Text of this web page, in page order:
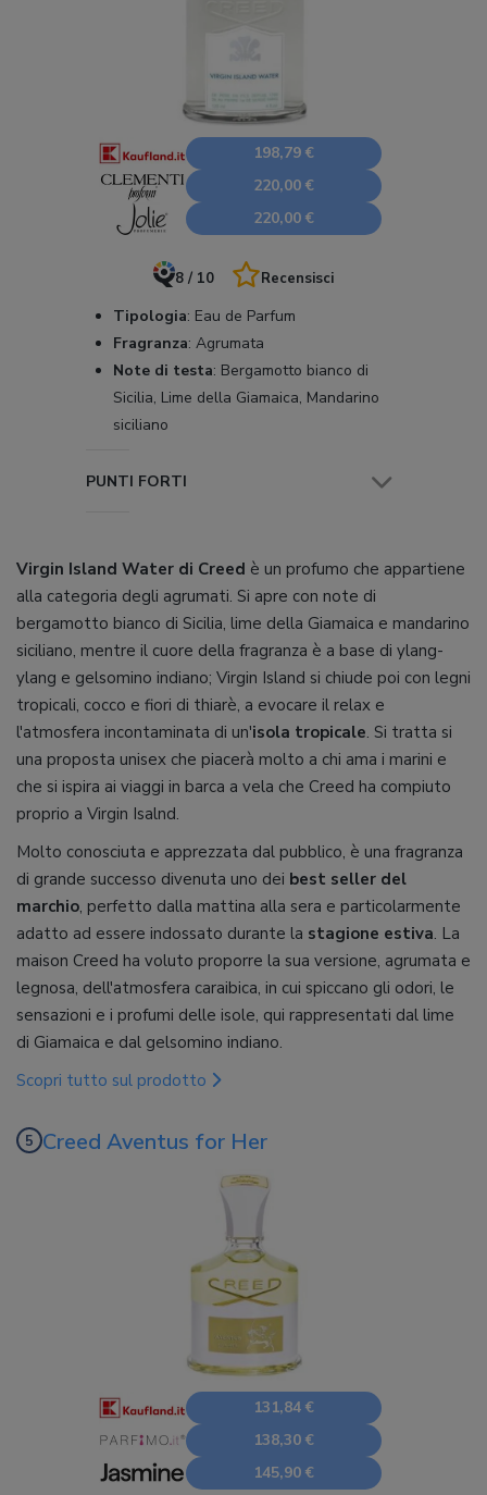
198,79 €
220,00 €
220,00 €
8 / 10 Recensisci
Tipologia: Eau de Parfum
Fragranza: Agrumata
Note di testa: Bergamotto bianco di
Sicilia, Lime della Giamaica, Mandarino
siciliano
PUNTI FORTI
Virgin Island Water di Creed è un profumo che appartiene
alla categoria degli agrumati. Si apre con note di
bergamotto bianco di Sicilia, lime della Giamaica e mandarino
siciliano, mentre il cuore della fragranza è a base di ylang-
ylang e gelsomino indiano; Virgin Island si chiude poi con legni
tropicali, cocco e fiori di thiarè, a evocare il relax e
l'atmosfera incontaminata di un'isola tropicale. Si tratta si
una proposta unisex che piacerà molto a chi ama i marini e
che si ispira ai viaggi in barca a vela che Creed ha compiuto
proprio a Virgin Isalnd.
Molto conosciuta e apprezzata dal pubblico, è una fragranza
di grande successo divenuta uno dei best seller del
marchio, perfetto dalla mattina alla sera e particolarmente
adatto ad essere indossato durante la stagione estiva. La
maison Creed ha voluto proporre la sua versione, agrumata e
legnosa, dell'atmosfera caraibica, in cui spiccano gli odori, le
sensazioni e i profumi delle isole, qui rappresentati dal lime
di Giamaica e dal gelsomino indiano.
Scopri tutto sul prodotto
Creed Aventus for Her
131,84 €
138,30 €
145,90 €